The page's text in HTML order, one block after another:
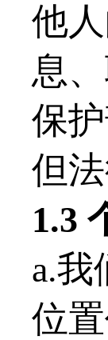
他
息
保
但
1.3
a.我
位